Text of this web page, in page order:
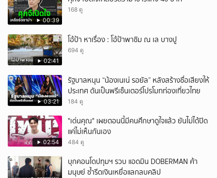
00:39
168 ดู
02:41
โอ้ป้า หาเรื่อง : โอ้ป้าพาชิม ณ เล บางปู
694 ดู
03:21
รัฐบาลหนุน “น้องเนเน่ รอยัล” หลังสร้างชื่อเสียงให้
ประเทศ ดันเป็นพรีเซ็นเตอร์โปรโมทท่องเที่ยวไทย
184 ดู
02:54
"เด่นคุณ" เผยตอนนี้มีคนศึกษาดูใจแล้ว ยันไม่ได้ปิด
แค่ไม่เห็นกันเอง
484 ดู
บุกคอนโดปทุมฯ รวบ แอดมิน DOBERMAN ค้า
มนุษย์ ซ้ำรีดเงินเหยื่อแลกลบคลิป